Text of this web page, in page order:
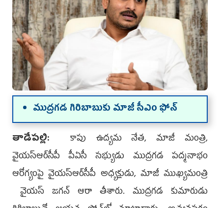
ముద్ర‌గ‌డ గిరిబాబుకు మాజీ సీఎం ఫోన్‌
తాడేప‌ల్లి: కాపు ఉద్యమ నేత, మాజీ మంత్రి,
వైయ‌స్ఆర్‌సీపీ పీఏసీ సభ్యుడు ముద్రగడ పద్మనాభం
ఆరోగ్యంపై వైయ‌స్ఆర్‌సీపీ అధ్యక్షుడు, మాజీ ముఖ్యమంత్రి
వైయస్‌ జగన్‌ ఆరా తీశారు. ముద్రగడ కుమారుడు